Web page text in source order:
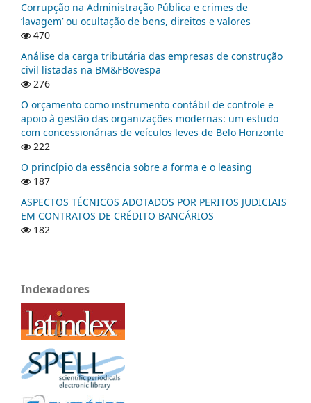
Corrupção na Administração Pública e crimes de
‘lavagem’ ou ocultação de bens, direitos e valores
470
Análise da carga tributária das empresas de construção
civil listadas na BM&FBovespa
276
O orçamento como instrumento contábil de controle e
apoio à gestão das organizações modernas: um estudo
com concessionárias de veículos leves de Belo Horizonte
222
O princípio da essência sobre a forma e o leasing
187
ASPECTOS TÉCNICOS ADOTADOS POR PERITOS JUDICIAIS
EM CONTRATOS DE CRÉDITO BANCÁRIOS
182
Indexadores